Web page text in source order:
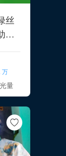
丝
力
万
量